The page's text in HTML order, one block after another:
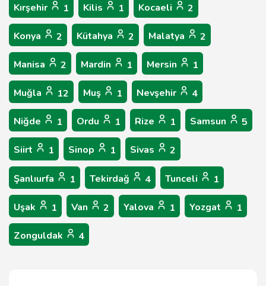
Kırşehir 1 Kilis 1 Kocaeli 2
Konya 2 Kütahya 2 Malatya 2
Manisa 2 Mardin 1 Mersin 1
Muğla 12 Muş 1 Nevşehir 4
Niğde 1 Ordu 1 Rize 1 Samsun 5
Siirt 1 Sinop 1 Sivas 2
Şanlıurfa 1 Tekirdağ 4 Tunceli 1
Uşak 1 Van 2 Yalova 1 Yozgat 1
Zonguldak 4